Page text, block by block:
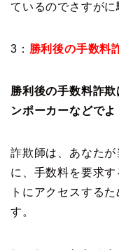
ているのでさすが
3： 勝利後の手数料
勝利後の手数料詐
ンポーカーなどで
詐欺師は、あなた
に、手数料を要求
トにアクセスする
す。